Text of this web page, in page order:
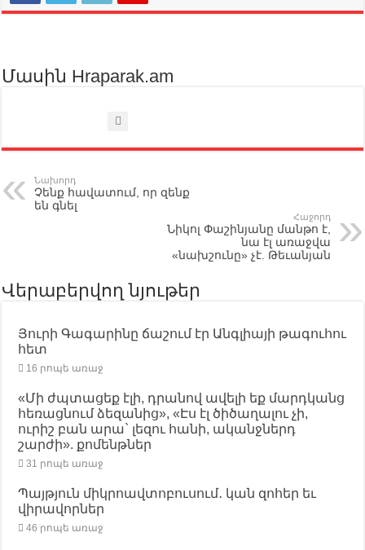
Մասին Hraparak.am
Նախորդ
Չենք հավատում, որ զենք
են գնել
Հաջորդ
Նիկոլ Փաշինյանը մանթո է,
նա էլ առաջվա
«նախշունը» չէ. Թեւանյան
Վերաբերվող նյութեր
Յուրի Գագարինը ճաշում էր Անգլիայի թագուհու
հետ
16 րոպե առաջ
«Մի ժպտացեք էլի, դրանով ավելի եք մարդկանց
հեռացնում ձեզանից», «Էս էլ ծիծաղալու չի,
ուրիշ բան արա` լեզու հանի, ականջներդ
շարժի». քոմենթներ
31 րոպե առաջ
Պայթյուն միկրոավտոբուսում․ կան զոհեր եւ
վիրավորներ
46 րոպե առաջ